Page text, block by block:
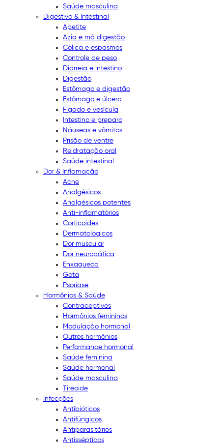
Saúde masculina
Digestivo & Intestinal
Apetite
Azia e má digestão
Cólica e espasmos
Controle de peso
Diarreia e intestino
Digestão
Estômago e digestão
Estômago e úlcera
Fígado e vesícula
Intestino e preparo
Náuseas e vômitos
Prisão de ventre
Reidratação oral
Saúde intestinal
Dor & Inflamação
Acne
Analgésicos
Analgésicos potentes
Anti-inflamatórios
Corticoides
Dermatológicos
Dor muscular
Dor neuropática
Enxaqueca
Gota
Psoríase
Hormônios & Saúde
Contraceptivos
Hormônios femininos
Modulação hormonal
Outros hormônios
Performance hormonal
Saúde feminina
Saúde hormonal
Saúde masculina
Tireoide
Infecções
Antibióticos
Antifúngicos
Antiparasitários
Antissépticos